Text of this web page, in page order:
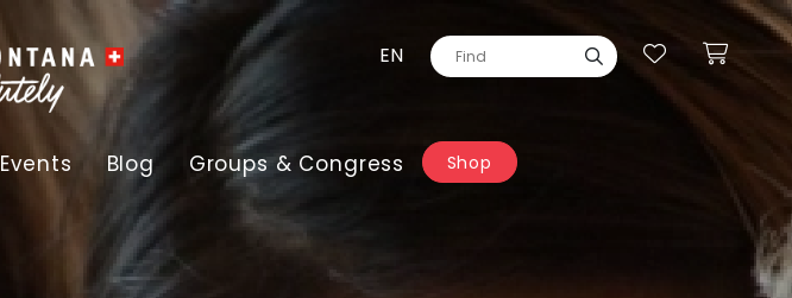
EN
Events Blog Groups & Congress Shop